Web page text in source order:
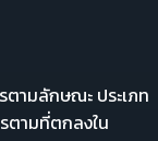
ลักษณะ ประเภท
ตามที่ตกลงใน